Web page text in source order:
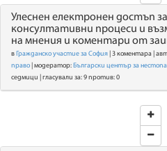
Улеснен електронен достъп
консултативни процеси и
на мнения и коментари от
в Гражданско участие за София | 3 коментара |
право | модератор: Български център за
седмици | гласували за: 9 против: 0